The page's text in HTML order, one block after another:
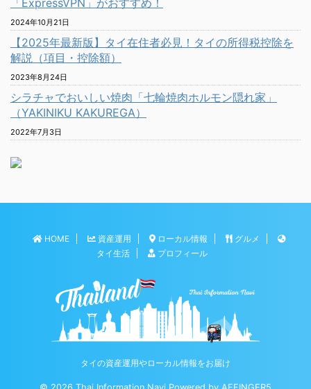
「ExpressVPN」がおすすめ！
2024年10月21日
【2025年最新版】タイ在住者必見！タイの所得税控除を
解説（項目・控除額）
2023年8月24日
シラチャでおいしい焼肉「七輪焼肉ホルモン隠れ家」
（YAKINIKU KAKUREGA）
2022年7月3日
HOME 資産運用 ローカル情報
グルメ
タイ生活
プロフィール
タイの資産運用やローカル情報をお届け